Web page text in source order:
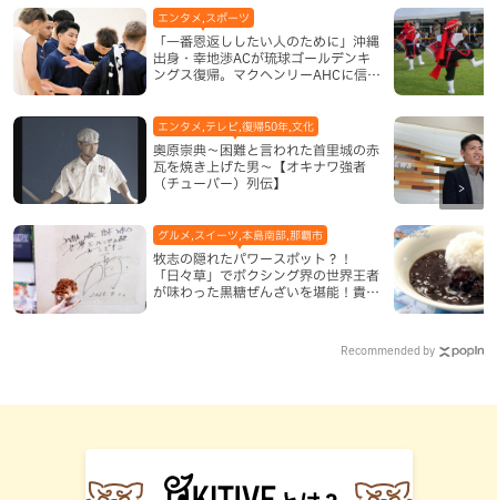
「一番恩返ししたい人のために」沖縄
出身・幸地渉ACが琉球ゴールデンキ
ングス復帰。マクヘンリーAHCに信頼
エンタメ,スポーツ
奥原崇典～困難と言われた首里城の赤
瓦を焼き上げた男～【オキナワ強者
（チューバー）列伝】
エンタメ,テレビ,復帰50年,文化
牧志の隠れたパワースポット？！
「日々草」でボクシング界の世界王者
が味わった黒糖ぜんざいを堪能！貴重
グルメ,スイーツ,本島南部,那覇市
Recommended by